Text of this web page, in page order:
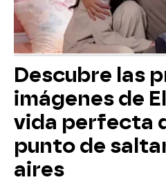
Descubre las
imágenes de
vida perfecta
punto de
aires